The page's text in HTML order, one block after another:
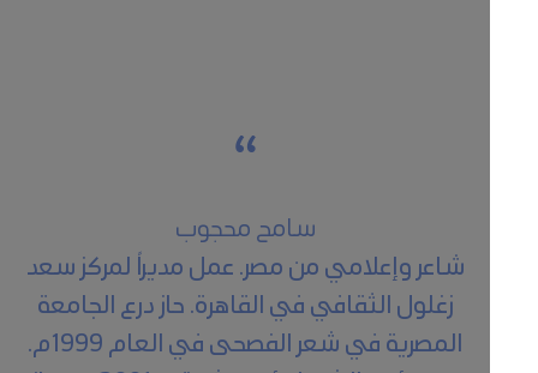
سامح محجوب
شاعر وإعلامي من مصر. عمل مديراً لمركز سعد
زغلول الثقافي في القاهرة. حاز درع الجامعة
المصرية في شعر الفصحى في العام 1999م.